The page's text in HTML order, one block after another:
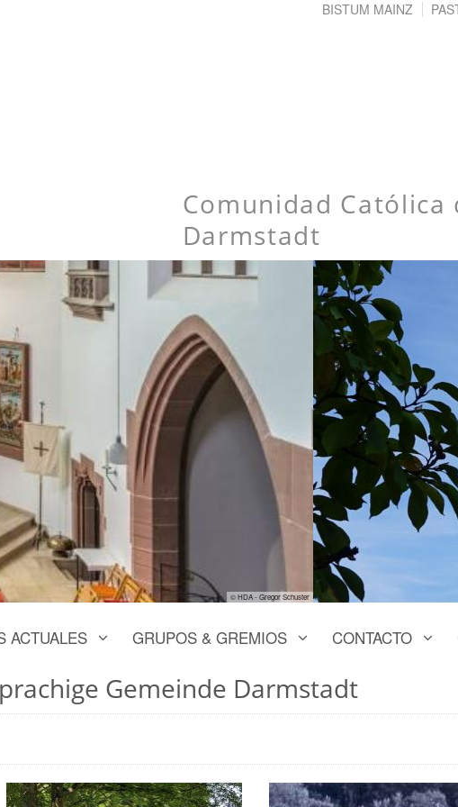
BISTUM MAINZ
Comunidad Católica
Darmstadt
ACTUALES GRUPOS & GREMIOS CONTACTO
Gemeinde Darmstadt